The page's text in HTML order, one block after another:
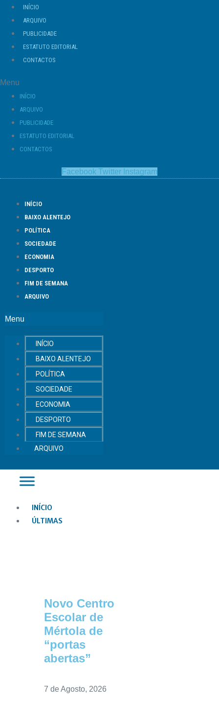
para
conteúdo
INÍCIO
ARQUIVO
PUBLICIDADE
ESTATUTO EDITORIAL
CONTACTOS
Menu
INÍCIO
ARQUIVO
PUBLICIDADE
ESTATUTO EDITORIAL
CONTACTOS
Facebook Twitter Instagram
INÍCIO
BAIXO ALENTEJO
POLÍTICA
SOCIEDADE
ECONOMIA
DESPORTO
FIM DE SEMANA
ARQUIVO
Menu
INÍCIO
BAIXO ALENTEJO
POLÍTICA
SOCIEDADE
ECONOMIA
DESPORTO
FIM DE SEMANA
ARQUIVO
INÍCIO
ÚLTIMAS
Novo Centro
Escolar de
Mértola de
“portas
abertas”
7 de Agosto, 2026